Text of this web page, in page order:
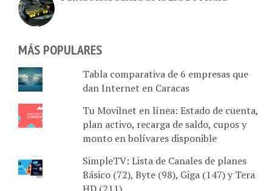
MÁS POPULARES
Tabla comparativa de 6 empresas que
dan Internet en Caracas
Tu Movilnet en línea: Estado de cuenta,
plan activo, recarga de saldo, cupos y
monto en bolívares disponible
SimpleTV: Lista de Canales de planes
Básico (72), Byte (98), Giga (147) y Tera
HD (211)